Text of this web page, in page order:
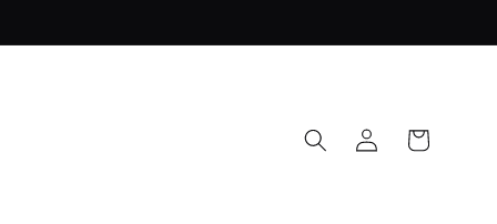
Iniciar
sessão
Carrinho